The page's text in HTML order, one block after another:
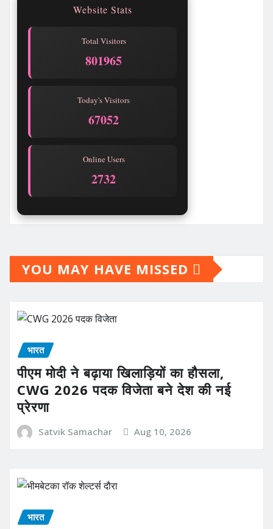
Website Stats
Total Visitors
801965
Today's Visitors
67052
Online Users
2728
YOU MAY HAVE MISSED
भारत
पीएम मोदी ने बढ़ाया खिलाड़ियों का हौसला,
CWG 2026 पदक विजेता बने देश की नई
प्रेरणा
Satvik Samachar Aug 10, 2026
भारत